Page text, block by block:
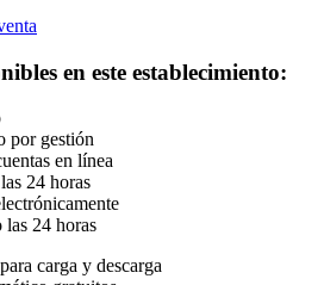
en este establecimiento:
por gestión
en línea
24 horas
24 horas
carga y descarga